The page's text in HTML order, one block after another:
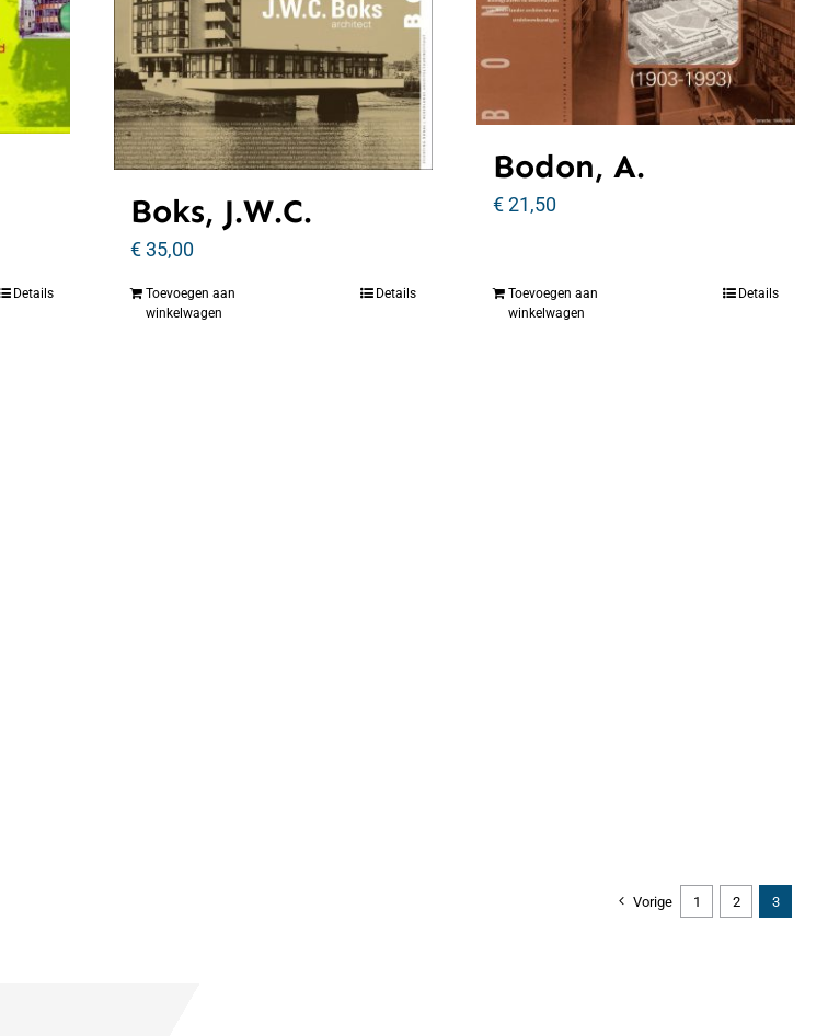
Details
Boks, J.W.C.
€35,00
Toevoegen aan
winkelwagen
Details
Bodon, A.
€21,50
Toevoegen aan
winkelwagen
Details
Vorige 1 2 3